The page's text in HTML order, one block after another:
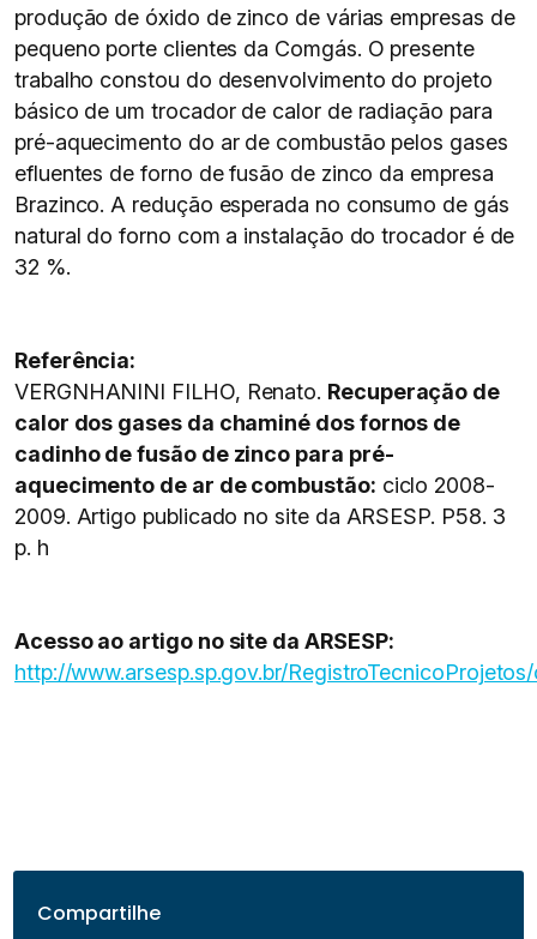
produção de óxido de zinco de várias empresas de
pequeno porte clientes da Comgás. O presente
trabalho constou do desenvolvimento do projeto
básico de um trocador de calor de radiação para
pré-aquecimento do ar de combustão pelos gases
efluentes de forno de fusão de zinco da empresa
Brazinco. A redução esperada no consumo de gás
natural do forno com a instalação do trocador é de
32 %.
Referência:
VERGNHANINI FILHO, Renato. Recuperação de
calor dos gases da chaminé dos fornos de
cadinho de fusão de zinco para pré-
aquecimento de ar de combustão: ciclo 2008-
2009. Artigo publicado no site da ARSESP. P58. 3
p. h
Acesso ao artigo no site da ARSESP:
http://www.arsesp.sp.gov.br/
Compartilhe